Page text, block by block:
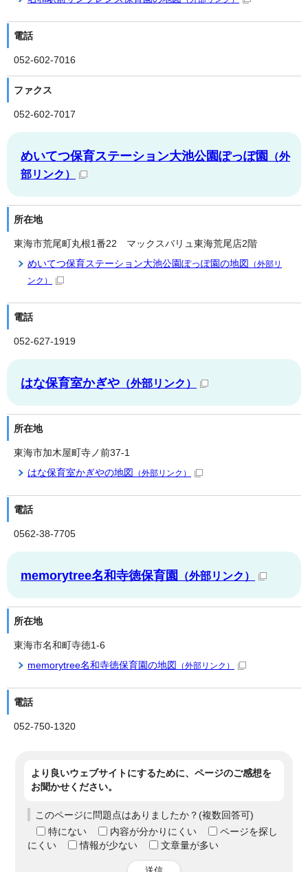
電話
052-602-7016
ファクス
052-602-7017
めいてつ保育ステーション大池公園ぽっぽ園
（外
部リンク）
所在地
東海市荒尾町丸根1番22 マックスバリュ東海荒尾店2階
めいてつ保育ステーション大池公園ぽっぽ園の地図
（外部リ
ンク）
電話
052-627-1919
はな保育室かぎや （外部リンク）
所在地
東海市加木屋町寺ノ前37-1
はな保育室かぎやの地図
（外部リンク）
電話
0562-38-7705
memorytree名和寺徳保育園 （外部リンク）
所在地
東海市名和町寺徳1-6
memorytree名和寺徳保育園の地図
（外部リンク）
電話
052-750-1320
より良いウェブサイトにするために、ページのご感想を
お聞かせください。
このページに問題点はありましたか？(複数回答可)
特にない
内容が分かりにくい
ページを探し
にくい
情報が少ない 文章量が多い